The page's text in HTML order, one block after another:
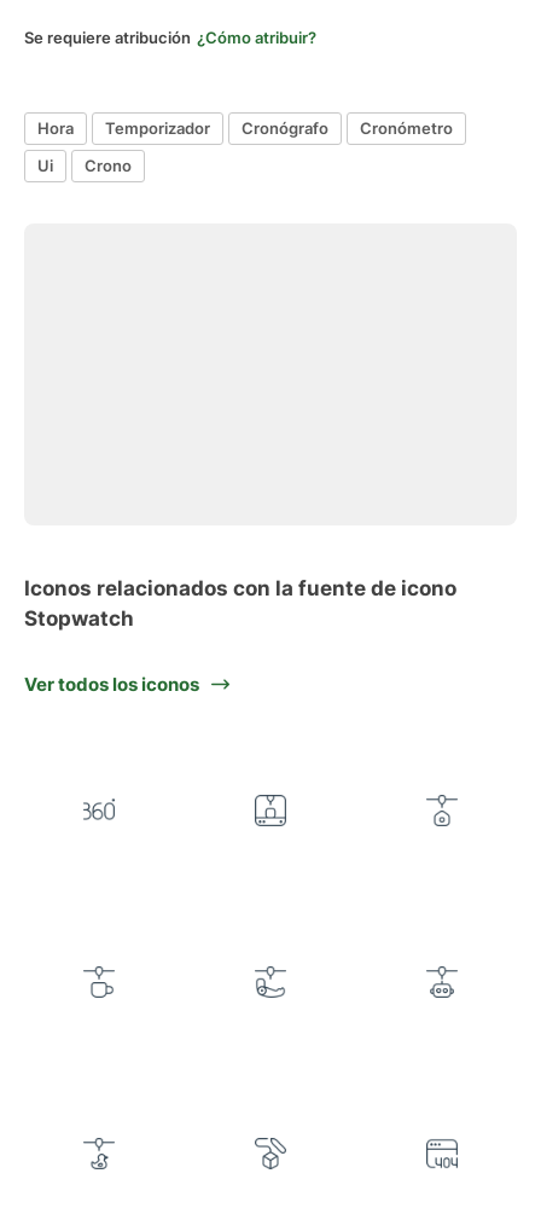
Se requiere atribución ¿Cómo atribuir?
Hora Temporizador Cronógrafo
Cronómetro
Ui
Crono
Iconos relacionados con la fuente de icono
Stopwatch
Ver todos los iconos